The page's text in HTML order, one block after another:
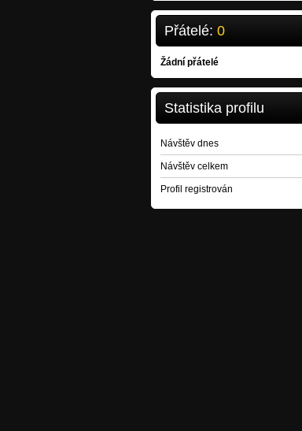
Přátelé: 0
Žádní přátelé
Statistika profilu
Návštěv dnes
Návštěv celkem
Profil registrován